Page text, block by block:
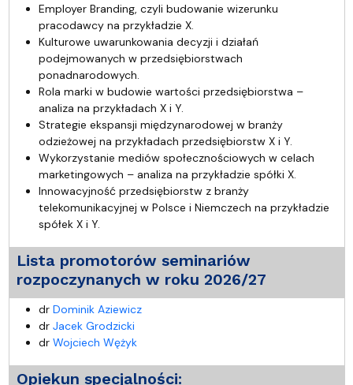
Employer Branding, czyli budowanie wizerunku
pracodawcy na przykładzie X.
Kulturowe uwarunkowania decyzji i działań
podejmowanych w przedsiębiorstwach
ponadnarodowych.
Rola marki w budowie wartości przedsiębiorstwa –
analiza na przykładach X i Y.
Strategie ekspansji międzynarodowej w branży
odzieżowej na przykładach przedsiębiorstw X i Y.
Wykorzystanie mediów społecznościowych w celach
marketingowych – analiza na przykładzie spółki X.
Innowacyjność przedsiębiorstw z branży
telekomunikacyjnej w Polsce i Niemczech na przykładzie
spółek X i Y.
Lista promotorów seminariów
rozpoczynanych w roku 2026/27
dr Dominik Aziewicz
dr Jacek Grodzicki
dr Wojciech Wężyk
Opiekun specjalności: